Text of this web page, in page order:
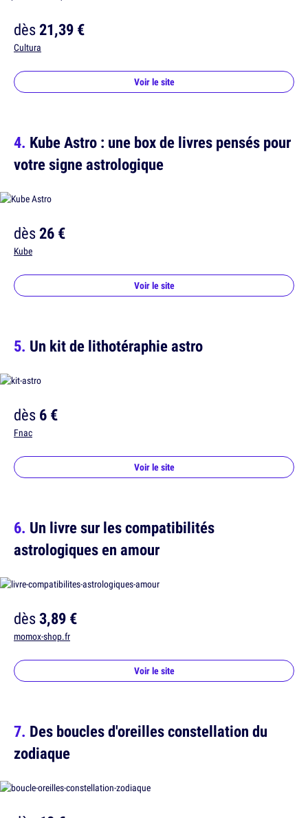
dès21,39 €
Cultura
Voir le site
Kube Astro : une box de livres pensés pour
votre signe astrologique
dès26 €
Kube
Voir le site
Un kit de lithotéraphie astro
dès6 €
Fnac
Voir le site
Un livre sur les compatibilités
astrologiques en amour
dès3,89 €
momox-shop.fr
Voir le site
Des boucles d'oreilles constellation du
zodiaque